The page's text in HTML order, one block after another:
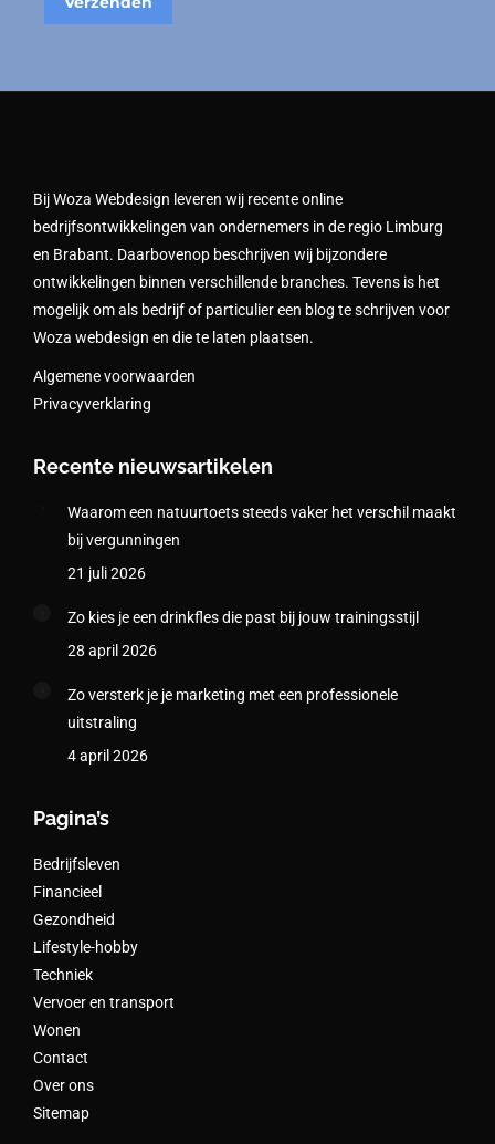
Bij Woza Webdesign leveren wij recente online
bedrijfsontwikkelingen van ondernemers in de regio Limburg
en Brabant. Daarbovenop beschrijven wij bijzondere
ontwikkelingen binnen verschillende branches. Tevens is het
mogelijk om als bedrijf of particulier een blog te schrijven voor
Woza webdesign en die te laten plaatsen.
Algemene voorwaarden
Privacyverklaring
Recente nieuwsartikelen
Waarom een natuurtoets steeds vaker het verschil maakt
bij vergunningen
21 juli 2026
Zo kies je een drinkfles die past bij jouw trainingsstijl
28 april 2026
Zo versterk je je marketing met een professionele
uitstraling
4 april 2026
Pagina’s
Bedrijfsleven
Financieel
Gezondheid
Lifestyle-hobby
Techniek
Vervoer en transport
Wonen
Contact
Over ons
Sitemap